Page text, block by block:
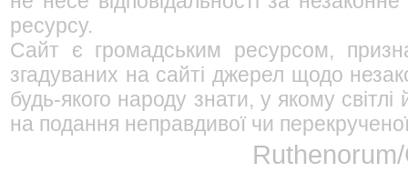
ресурсу.
Сайт є громадським ресурсом,
згадуваних на сайті джерел щодо
будь-якого народу знати, у якому
на подання неправдивої чи